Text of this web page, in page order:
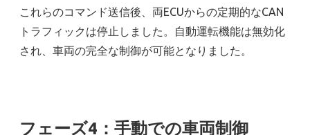
これらのコマンド送信後、両ECUからの定期的なCAN
トラフィックは停止しました。自動運転機能は無効化
され、車両の完全な制御が可能となりました。
フェーズ4：手動での車両制御